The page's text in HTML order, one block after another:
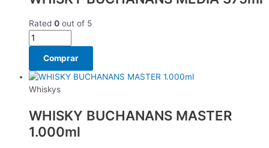
Rated 0 out of 5
Comprar
Whiskys
WHISKY BUCHANANS MASTER
1.000ml